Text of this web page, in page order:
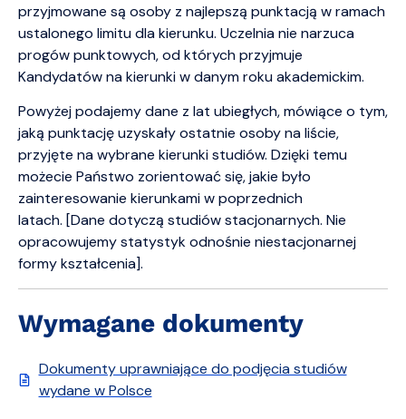
przyjmowane są osoby z najlepszą punktacją w ramach
ustalonego limitu dla kierunku. Uczelnia nie narzuca
progów punktowych, od których przyjmuje
Kandydatów na kierunki w danym roku akademickim.
Powyżej podajemy dane z lat ubiegłych, mówiące o tym,
jaką punktację uzyskały ostatnie osoby na liście,
przyjęte na wybrane kierunki studiów. Dzięki temu
możecie Państwo zorientować się, jakie było
zainteresowanie kierunkami w poprzednich
latach. [Dane dotyczą studiów stacjonarnych. Nie
opracowujemy statystyk odnośnie niestacjonarnej
formy kształcenia].
Wymagane dokumenty
Dokumenty uprawniające do podjęcia studiów
wydane w Polsce